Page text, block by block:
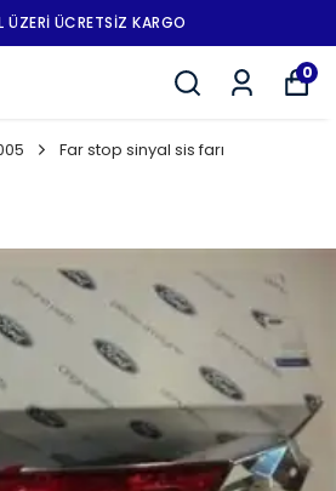
ÜCRETSIZ KARGO
0
Far stop sinyal sis farı